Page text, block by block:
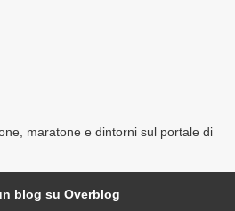
maratone e dintorni sul portale di
blog su Overblog